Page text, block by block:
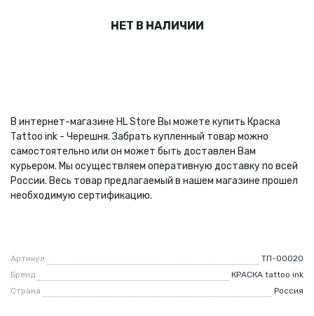
НЕТ В НАЛИЧИИ
В интернет-магазине HL Store Вы можете купить Краска
Tattoo ink - Черешня. Забрать купленный товар можно
самостоятельно или он может быть доставлен Вам
курьером. Мы осуществляем оперативную доставку по всей
России. Весь товар предлагаемый в нашем магазине прошел
необходимую сертификацию.
Артикул
ТП-00020
Бренд
КРАСКА tattoo ink
Страна
Россия